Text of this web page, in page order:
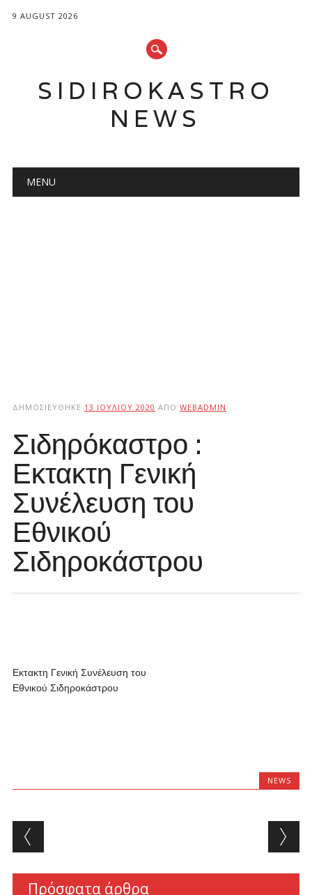
9 AUGUST 2026
SIDIROKASTRO
NEWS
Main menu
MENU
ΔΗΜΟΣΙΕΎΘΗΚΕ 13 ΙΟΥΛΊΟΥ 2020 ΑΠΌ WEBADMIN
Σιδηρόκαστρο :
Εκτακτη Γενική
Συνέλευση του
Εθνικού
Σιδηροκάστρου
Εκτακτη Γενική Συνέλευση του
Εθνικού Σιδηροκάστρου
NEWS
Post navigation
Πρόσφατα άρθρα